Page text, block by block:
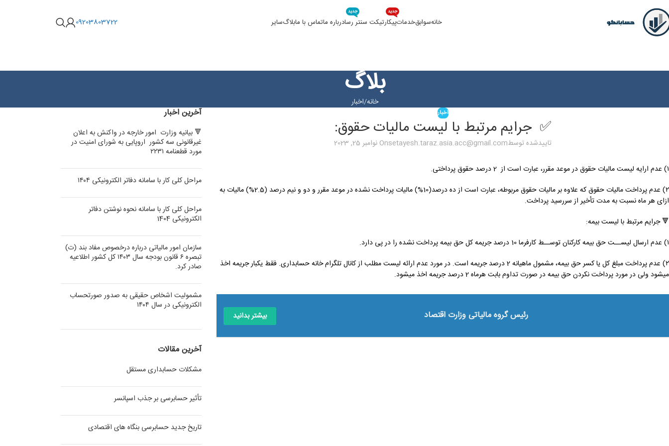
خانهسوابقخدماتپیکار
جدید
تیکت سنتر رسا
جدید
درباره ماتماس با مابلاگسایر 09203803722
بلاگ
خانه اخبار
اخبار
✅ جرایم مرتبط با لیست مالیات حقوق:
تاییدشده توسطsetayesh.taraz.asia.acc@gmail.comOn نوامبر 25, 2023
۱) عدم ارایه لیست مالیات حقوق در موعد مقرر، عبارت است از 2 درصد حقوق پرداختی.
۲) عدم پرداخت مالیات حقوق که علاوه بر مالیات حقوق مربوطه، عبارت است از ده ‌درصد(10%) مالیات پرداخت نشده در موعد مقرر و دو و نیم درصد (2.5%) مالیات به
ازای هر ماه نسبت به مدت تأخیر از سررسید پرداخت.
🔻 جرایم مرتبط با لیست بیمه:
۱) عدم ارسال لیســت حق بیمه کارکنان توســط کارفرما 10 درصد جریمه کل حق بیمه پرداخت نشده را در پی دارد.
۲) عدم پرداخت مبلغ کل یا کسر حق بیمه، مشمول ماهیانه 2 درصد جریمه است. در مورد عدم ارائه لیست مطلب از کانال تلگرام خانه حسابداری. فقط یکبار جریمه اخذ
میشود ولی در مورد پرداخت نکردن حق بیمه در صورت تداوم بابت هرماه 2 درصد جریمه اخذ میشود.
رئیس گروه مالیاتی وزارت اقتصاد بیشتر بدانید
آخرین اخبار
🔻 بیانیه وزارت امور خارجه در واکنش به اعلان
غیرقانونی سه کشور اروپایی به شورای امنیت در
مورد قطعنامه ۲۲۳۱
مراحل کلی کار با سامانه دفاتر الکترونیکی ۱۴۰۴
مراحل کلی کار با سامانه نحوه نوشتن دفاتر
الکترونیکی 1404
سازمان امور مالیاتی درباره درخصوص مفاد بند (ت)
تبصره ۶ قانون بودجه سال ۱۴۰۳ کل کشور اطلاعیه
صادر کرد.
مشمولیت اشخاص حقیقی به صدور صورتحساب
الکترونیکی در سال ۱۴۰۴
آخرین مقالات
مشکلات حسابداری مستقل
تأثیر حسابرسی بر جذب اسپانسر
تاریخ جدید حسابرسی بنگاه های اقتصادی